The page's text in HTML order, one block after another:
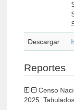
Descargar
Reportes
2025.